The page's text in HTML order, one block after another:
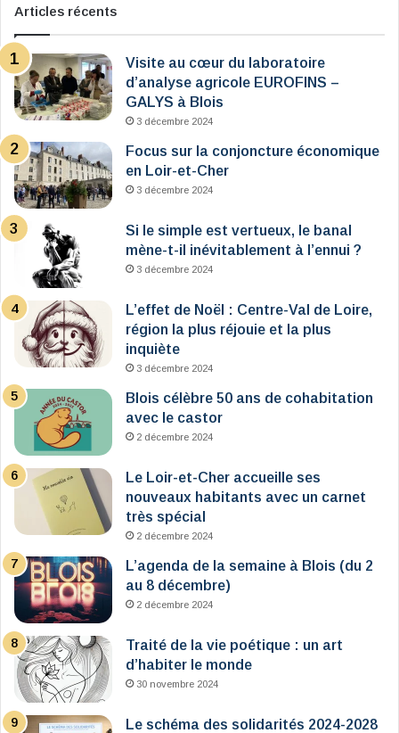
Articles récents
Visite au cœur du laboratoire
d’analyse agricole EUROFINS –
GALYS à Blois
3 décembre 2024
Focus sur la conjoncture économique
en Loir-et-Cher
3 décembre 2024
Si le simple est vertueux, le banal
mène-t-il inévitablement à l’ennui ?
3 décembre 2024
L’effet de Noël : Centre-Val de Loire,
région la plus réjouie et la plus
inquiète
3 décembre 2024
Blois célèbre 50 ans de cohabitation
avec le castor
2 décembre 2024
Le Loir-et-Cher accueille ses
nouveaux habitants avec un carnet
très spécial
2 décembre 2024
L’agenda de la semaine à Blois (du 2
au 8 décembre)
2 décembre 2024
Traité de la vie poétique : un art
d’habiter le monde
30 novembre 2024
Le schéma des solidarités 2024-2028